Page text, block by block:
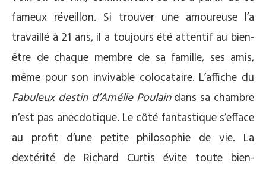
fameux réveillon. Si trouver une amoureuse l’a
travaillé à 21 ans, il a toujours été attentif au bien-
être de chaque membre de sa famille, ses amis,
même pour son invivable colocataire. L’affiche du
Fabuleux destin d’Amélie Poulaindans sa chambre
n’est pas anecdotique. Le côté fantastique s’efface
au profit d’une petite philosophie de vie. La
dextérité de Richard Curtis évite toute bien-